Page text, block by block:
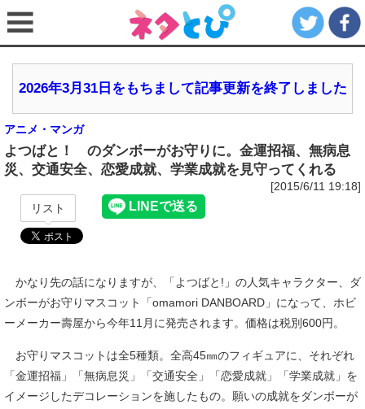
2026年3月31日をもちまして記事更新を終了しました
アニメ・マンガ
よつばと！ のダンボーがお守りに。金運招福、無病息
災、交通安全、恋愛成就、学業成就を見守ってくれる
[2015/6/11 19:18]
リスト
かなり先の話になりますが、「よつばと!」の人気キャラクター、ダ
ンボーがお守りマスコット「omamori DANBOARD」になって、ホビ
ーメーカー壽屋から今年11月に発売されます。価格は税別600円。
お守りマスコットは全5種類。全高45㎜のフィギュアに、それぞれ
「金運招福」「無病息災」「交通安全」「恋愛成就」「学業成就」を
イメージしたデコレーションを施したもの。願いの成就をダンボーが